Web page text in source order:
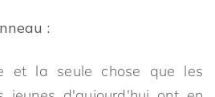
:
et la seule chose que les